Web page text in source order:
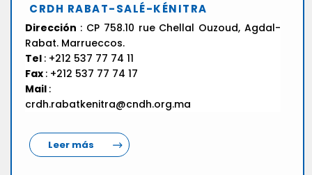
CRDH RABAT-SALÉ-KÉNITRA
Dirección : CP 758.10 rue Chellal Ouzoud, Agdal-
Rabat. Marrueccos.
Tel : +212 537 77 74 11
Fax : +212 537 77 74 17
Mail :
crdh.rabatkenitra@cndh.org.ma
Leer más